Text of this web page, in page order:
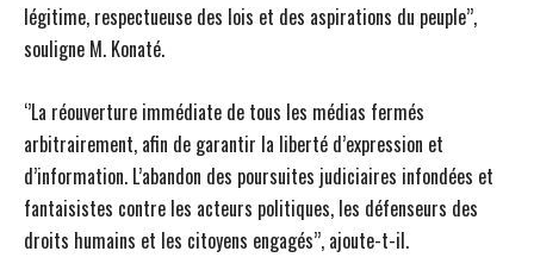
légitime, respectueuse des lois et des aspirations du peuple’’,
souligne M. Konaté.
‘’La réouverture immédiate de tous les médias fermés
arbitrairement, afin de garantir la liberté d’expression et
d’information. L’abandon des poursuites judiciaires infondées et
fantaisistes contre les acteurs politiques, les défenseurs des
droits humains et les citoyens engagés’’, ajoute-t-il.